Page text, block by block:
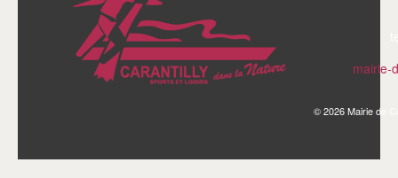
mairie-
© 2026 Mairie de